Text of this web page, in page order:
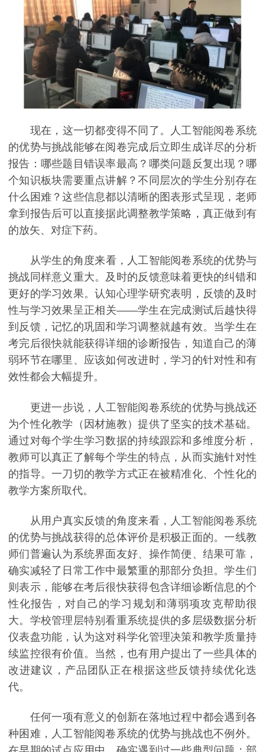
现在，这一切都变得不同了。人工智能阅卷系统
的优势与挑战能够在阅卷完成后立即生成详尽的分析
报告：哪些题目错误率最高？哪类问题反复出现？哪
个知识板块需要重点讲解？不同层次的学生分别存在
什么困难？这些信息都以清晰的图表形式呈现，老师
拿到报告后可以直接据此调整教学策略，真正做到有
的放矢、对症下药。
从学生的角度来看，人工智能阅卷系统的优势与
挑战同样意义重大。及时的反馈意味着更快的纠错和
更好的学习效果。认知心理学研究表明，反馈的及时
性与学习效果呈正相关——学生在完成测试后越快得
到反馈，记忆的巩固和学习调整就越有效。当学生在
考完后很快就能获得详细的诊断报告，知道自己的薄
弱环节在哪里、应该如何改进时，学习的针对性和有
效性都会大幅提升。
更进一步说，人工智能阅卷系统的优势与挑战还
为个性化教学（因材施教）提供了坚实的技术基础。
通过对每个学生学习数据的持续跟踪和多维度分析，
教师可以真正了解每个学生的特点，从而实施针对性
的指导。一刀切的教学方式正在被精准化、个性化的
教学方案所取代。
从用户真实反馈的角度来看，人工智能阅卷系统
的优势与挑战获得的总体评价是积极正面的。一线教
师们普遍认为系统界面友好、操作简便、结果可靠，
确实减轻了日常工作中最繁重的那部分负担。学生们
则表示，能够在考后很快获得包含详细诊断信息的个
性化报告，对自己的学习规划和薄弱项攻克帮助很
大。学校管理层特别看重系统提供的多层级数据分析
仪表盘功能，认为这对科学化管理决策和教学质量持
续监控很有价值。当然，也有用户提出了一些具体的
改进建议，产品团队正在根据这些反馈持续优化迭
代。
任何一项有意义的创新在落地过程中都会遇到各
种困难，人工智能阅卷系统的优势与挑战也不例外。